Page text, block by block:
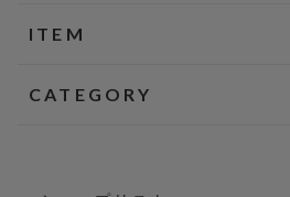
ITEM
CATEGORY